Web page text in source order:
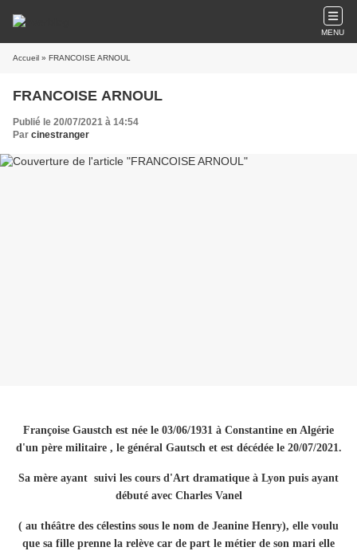
MENU
Accueil » FRANCOISE ARNOUL
FRANCOISE ARNOUL
Publié le 20/07/2021 à 14:54
Par cinestranger
Françoise Gaustch est née le 03/06/1931 à Constantine en Algérie
d'un père militaire , le général Gautsch et est décédée le 20/07/2021.
Sa mère ayant suivi les cours d'Art dramatique à Lyon puis ayant
débuté avec Charles Vanel
( au théâtre des célestins sous le nom de Jeanine Henry), elle voulu
que sa fille prenne la relève car de part le métier de son mari elle